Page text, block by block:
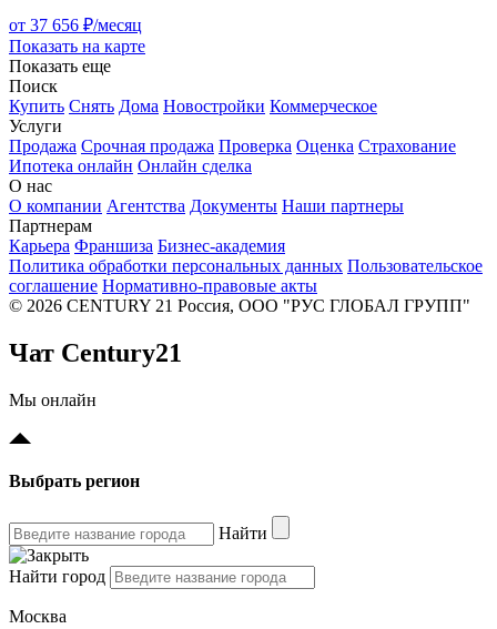
от 37 656 ₽/месяц
Показать на карте
Показать еще
Поиск
Купить Снять Дома Новостройки Коммерческое
Услуги
Продажа Срочная продажа Проверка Оценка Страхование
Ипотека онлайн Онлайн сделка
О нас
О компании Агентства Документы Наши партнеры
Партнерам
Карьера Франшиза Бизнес-академия
Политика обработки персональных данных Пользовательское
соглашение Нормативно-правовые акты
© 2026 CENTURY 21 Россия, ООО "РУС ГЛОБАЛ ГРУПП"
Чат Century21
Мы онлайн
Выбрать регион
Найти
Найти город
Москва